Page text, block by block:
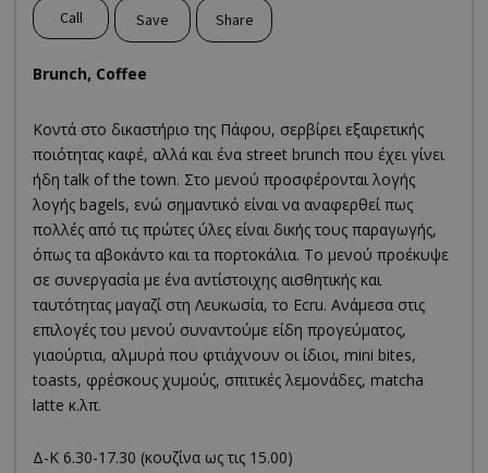
Call Save Share
Βrunch, Coffee
Κοντά στο δικαστήριο της Πάφου, σερβίρει εξαιρετικής
ποιότητας καφέ, αλλά και ένα street brunch που έχει γίνει
ήδη talk of the town. Στο μενού προσφέρονται λογής
λογής bagels, ενώ σημαντικό είναι να αναφερθεί πως
πολλές από τις πρώτες ύλες είναι δικής τους παραγωγής,
όπως τα αβοκάντο και τα πορτοκάλια. Το μενού προέκυψε
σε συνεργασία με ένα αντίστοιχης αισθητικής και
ταυτότητας μαγαζί στη Λευκωσία, το Ecru. Ανάμεσα στις
επιλογές του μενού συναντούμε είδη προγεύματος,
γιαούρτια, αλμυρά που φτιάχνουν οι ίδιοι, mini bites,
toasts, φρέσκους χυμούς, σπιτικές λεμονάδες, matcha
latte κ.λπ.
Δ-Κ 6.30-17.30 (κουζίνα ως τις 15.00)